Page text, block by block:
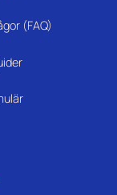
(FAQ)